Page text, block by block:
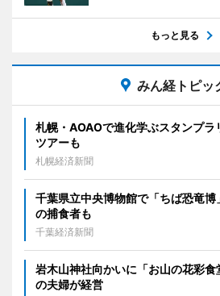
もっと見る
みん経トピッ
札幌・AOAOで進化学ぶスタンプ
ツアーも
札幌経済新聞
千葉県立中央博物館で「ちば恐竜
の捕食者も
千葉経済新聞
岩木山神社向かいに「お山の花彩
の夫婦が経営